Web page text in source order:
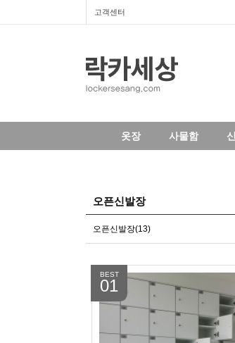
고객센터
옷장 사물함
오픈신발장
오픈신발장(13)
BEST
01